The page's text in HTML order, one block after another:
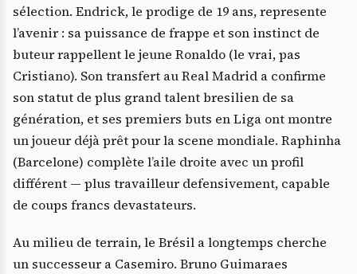
sélection. Endrick, le prodige de 19 ans, represente
l’avenir : sa puissance de frappe et son instinct de
buteur rappellent le jeune Ronaldo (le vrai, pas
Cristiano). Son transfert au Real Madrid a confirme
son statut de plus grand talent bresilien de sa
génération, et ses premiers buts en Liga ont montre
un joueur déjà prêt pour la scene mondiale. Raphinha
(Barcelone) complète l’aile droite avec un profil
différent — plus travailleur defensivement, capable
de coups francs devastateurs.
Au milieu de terrain, le Brésil a longtemps cherche
un successeur a Casemiro. Bruno Guimaraes